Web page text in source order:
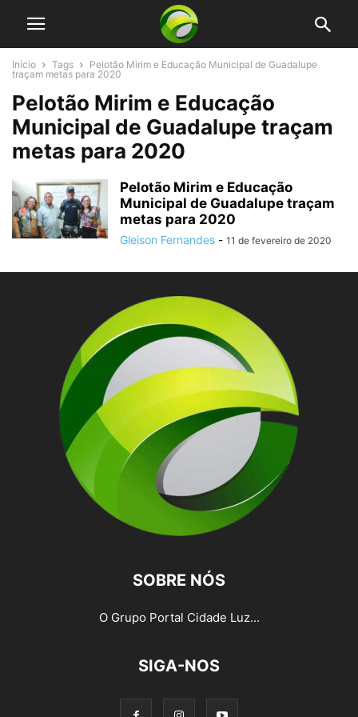
Início Tags
Pelotão Mirim e Educação Municipal de Guadalupe
traçam metas para 2020
Pelotão Mirim e Educação
Municipal de Guadalupe traçam
metas para 2020
Pelotão Mirim e Educação
Municipal de Guadalupe traçam
metas para 2020
Gleison Fernandes - 11 de fevereiro de 2020
SOBRE NÓS
O Grupo Portal Cidade Luz...
SIGA-NOS